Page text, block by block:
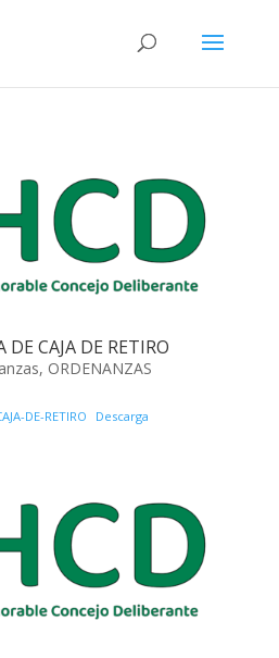
CAJA DE RETIRO
, ORDENANZAS
DE-RETIRO Descarga